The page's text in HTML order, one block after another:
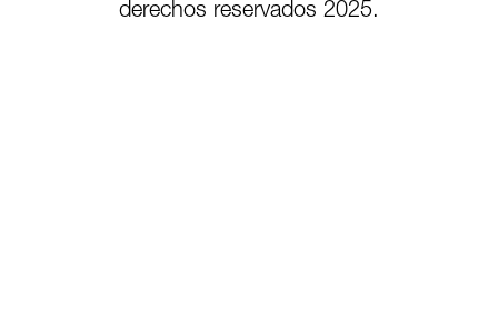
derechos reservados 2025.